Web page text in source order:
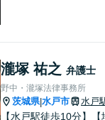
瀧塚 祐之 弁護士
野中・瀧塚法律事務所
茨城県|水戸市 水戸
【水戸駅徒歩10分】【